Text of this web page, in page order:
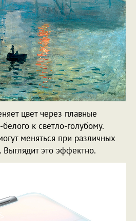
цвет через плавные
к светло-голубому.
меняться при различных
Выглядит это эффектно.